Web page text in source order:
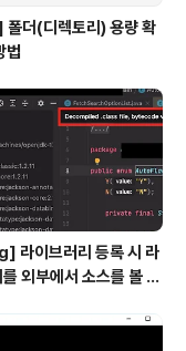
더(디렉토리) 용량 확
법
라이브러리 등록 시 라
외부에서 소스를 볼 수